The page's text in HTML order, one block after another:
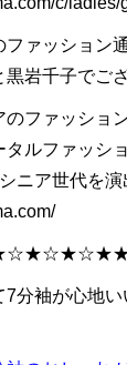
ファッション
岩千子でご
のファッショ
タルファッシ
ニア世代を演
分袖が心地